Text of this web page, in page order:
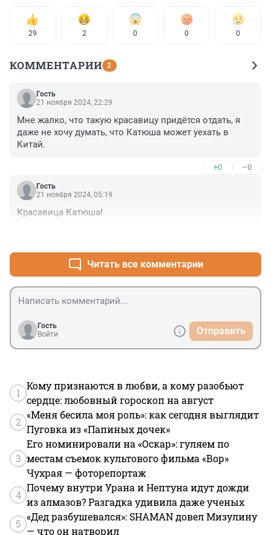
29 2 0 0 0
КОММЕНТАРИИ 2
Гость
21 ноября 2024, 22:29
Мне жалко, что такую красавицу придётся отдать, я
даже не хочу думать, что Катюша может уехать в
Китай.
+0 –0
Гость
21 ноября 2024, 05:19
Красавица Катюша!
Читать все комментарии
Гость
Войти
Отправить
1
Кому признаются в любви, а кому разобьют
сердце: любовный гороскоп на август
2
«Меня бесила моя роль»: как сегодня выглядит
Пуговка из «Папиных дочек»
3
Его номинировали на «Оскар»: гуляем по
местам съемок культового фильма «Вор»
Чухрая — фоторепортаж
4
Почему внутри Урана и Нептуна идут дожди
из алмазов? Разгадка удивила даже ученых
5
«Дед разбушевался»: SHAMAN довел Мизулину
— что он натворил